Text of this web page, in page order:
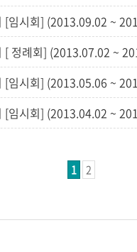
[임시회] (2013.09.02 ~
[ 정례회] (2013.07.02 ~
[임시회] (2013.05.06 ~
[임시회] (2013.04.02 ~
1 2